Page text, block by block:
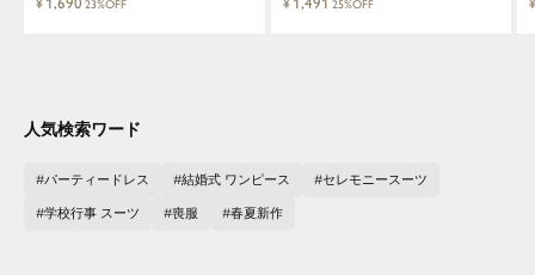
23%OFF 25%OFF
人気検索ワード
パーティードレス 結婚式 ワンピース セレモニースーツ
学校行事 スーツ 喪服 春夏新作